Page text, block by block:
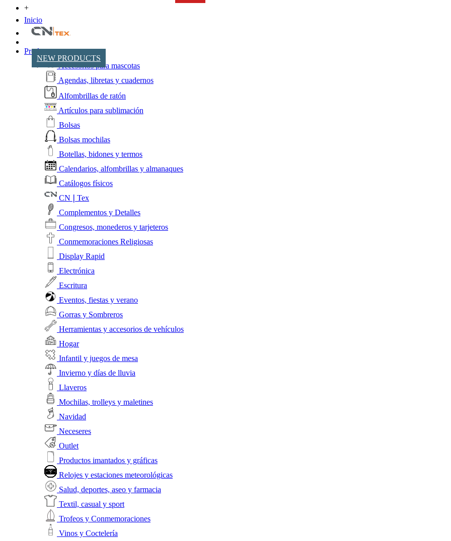
+
Inicio
NEW PRODUCTS
Productos
Accesorios para mascotas
Agendas, libretas y cuadernos
Alfombrillas de ratón
Artículos para sublimación
Bolsas
Bolsas mochilas
Botellas, bidones y termos
Calendarios, alfombrillas y almanaques
Catálogos físicos
CN❘Tex
Complementos y Detalles
Congresos, monederos y tarjeteros
Conmemoraciones Religiosas
Display Rapid
Electrónica
Escritura
Eventos, fiestas y verano
Gorras y Sombreros
Herramientas y accesorios de vehículos
Hogar
Infantil y juegos de mesa
Invierno y días de lluvia
Llaveros
Mochilas, trolleys y maletines
Navidad
Neceseres
Outlet
Productos imantados y gráficas
Relojes y estaciones meteorológicas
Salud, deportes, aseo y farmacia
Textil, casual y sport
Trofeos y Conmemoraciones
Vinos y Coctelería